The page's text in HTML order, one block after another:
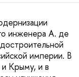
инженера А. де
империи. В
и Крыму, и в